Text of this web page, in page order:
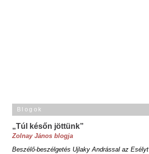
Blogok
„Túl későn jöttünk”
Zolnay János blogja
Beszélő-beszélgetés Ujlaky Andrással az Esélyt